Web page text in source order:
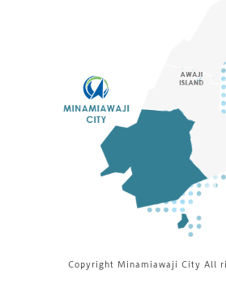
Copyright Minamiawaji City All